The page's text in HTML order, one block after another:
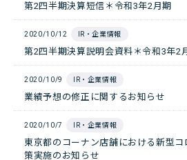
第2四半期決算短信＊令和3年2月期
2020/10/12 IR・企業情報
第2四半期決算説明会資料＊令和3年2
2020/10/9 IR・企業情報
業績予想の修正に関するお知らせ
2020/10/7 IR・企業情報
東京都のコーナン店舗における新型
策実施のお知らせ